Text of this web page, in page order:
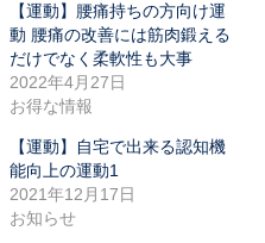
【運動】腰痛持ちの方向け運
動 腰痛の改善には筋肉鍛える
だけでなく柔軟性も大事
2022年4月27日
お得な情報
【運動】自宅で出来る認知機
能向上の運動1
2021年12月17日
お知らせ